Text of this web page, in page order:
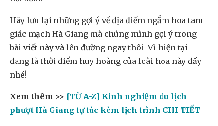
Hãy lưu lại những gợi ý về địa điểm ngắm hoa tam
giác mạch Hà Giang mà chúng mình gợi ý trong
bài viết này và lên đường ngay thôi! Vì hiện tại
đang là thời điểm huy hoàng của loài hoa này đấy
nhé!
Xem thêm >> [TỪ A-Z] Kinh nghiệm du lịch
phượt Hà Giang tự túc kèm lịch trình CHI TIẾT